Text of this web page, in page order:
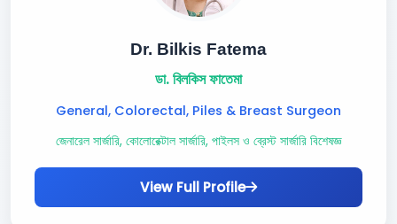
Dr. Bilkis Fatema
ডা. বিলকিস ফাতেমা
General, Colorectal, Piles & Breast Surgeon
জেনারেল সার্জারি, কোলোরেক্টাল সার্জারি, পাইলস ও ব্রেস্ট সার্জারি বিশেষজ্ঞ
View Full Profile